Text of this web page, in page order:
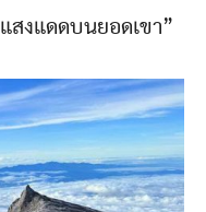
สงแดดบนยอดเขา”